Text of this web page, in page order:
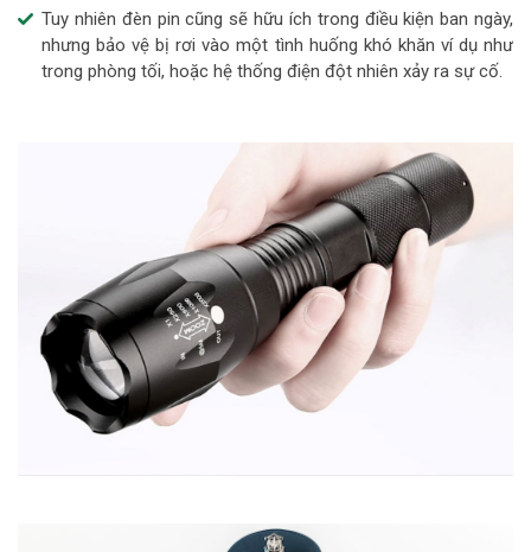
Tuy nhiên đèn pin cũng sẽ hữu ích trong điều kiện ban ngày,
nhưng bảo vệ bị rơi vào một tình huống khó khăn ví dụ như
trong phòng tối, hoặc hệ thống điện đột nhiên xảy ra sự cố.